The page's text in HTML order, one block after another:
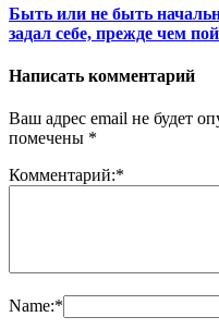
Быть или не быть
задал себе, прежде чем
Написать комментарий
Ваш адрес email не будет
помечены *
Комментарий:*
Name:*